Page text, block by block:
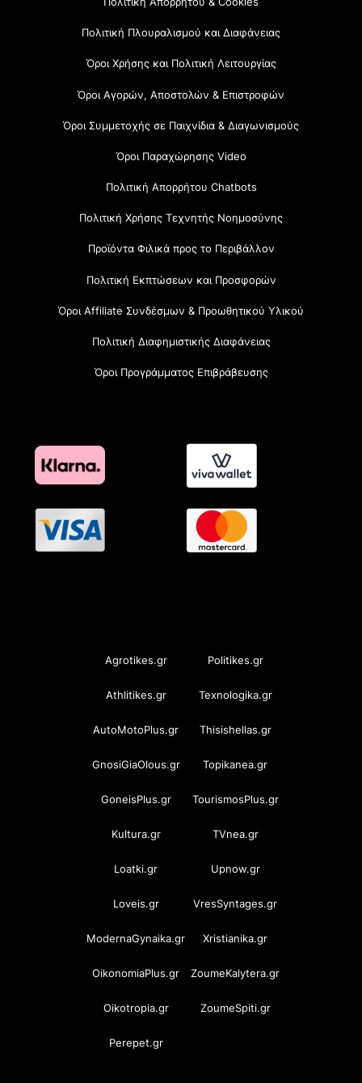
Πολιτική Πλουραλισμού και Διαφάνειας
Όροι Χρήσης και Πολιτική Λειτουργίας
Όροι Αγορών, Αποστολών & Επιστροφών
Όροι Συμμετοχής σε Παιχνίδια & Διαγωνισμούς
Όροι Παραχώρησης Video
Πολιτική Απορρήτου Chatbots
Πολιτική Χρήσης Τεχνητής Νοημοσύνης
Προϊόντα Φιλικά προς το Περιβάλλον
Πολιτική Εκπτώσεων και Προσφορών
Όροι Affiliate Συνδέσμων & Προωθητικού Υλικού
Πολιτική Διαφημιστικής Διαφάνειας
Όροι Προγράμματος Επιβράβευσης
Agrotikes.gr Politikes.gr
Athlitikes.gr Texnologika.gr
AutoMotoPlus.gr Thisishellas.gr
GnosiGiaOlous.gr Topikanea.gr
GoneisPlus.gr TourismosPlus.gr
Kultura.gr TVnea.gr
Loatki.gr Upnow.gr
Loveis.gr VresSyntages.gr
ModernaGynaika.gr Xristianika.gr
OikonomiaPlus.gr ZoumeKalytera.gr
Oikotropia.gr ZoumeSpiti.gr
Perepet.gr